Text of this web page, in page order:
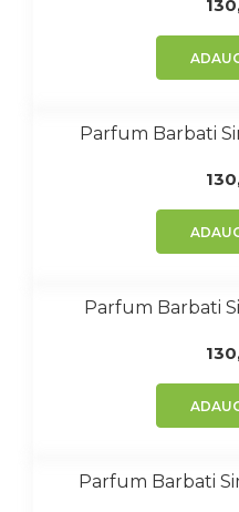
Parfum Barbati
Parfum Barbati
Parfum Barbati